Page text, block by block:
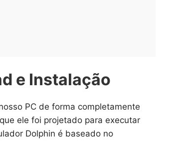
e Instalação
PC de forma completamente
ele foi projetado para executar
Dolphin é baseado no